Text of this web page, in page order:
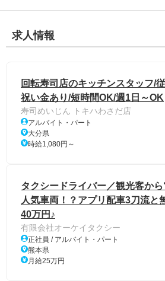
求人情報
回転寿司店のキッチンスタッフ/
祝い金あり/短時間OK/週1日～OK
寿司めいじん トキハわさだ店
アルバイト・パート
大分県
時給1,080円～
タクシードライバー／観光客か
人気車両！？アプリ配車3刀流と
40万円♪
有限会社オーケイタクシー
正社員 / アルバイト・パート
熊本県
月給25万円